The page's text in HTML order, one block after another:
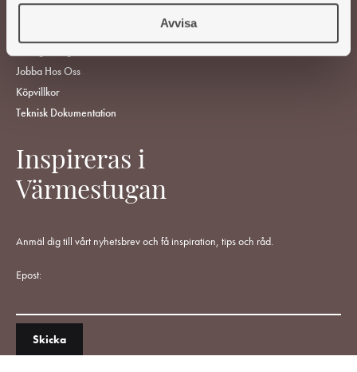
Avvisa
Gör En Reklamation
Jobba Hos Oss
Köpvillkor
Teknisk Dokumentation
Inspireras i
Värmestugan
Anmäl dig till vårt nyhetsbrev och få inspiration, tips och råd.
Epost: